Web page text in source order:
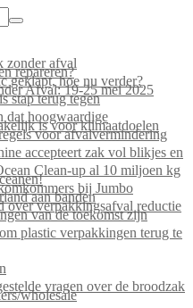
zonder afval
repareren?
geklapt, hoe nu verder?
Afval: 19-25 mei 2025
stap terug tegen
dat hoogwaardige
is voor klimaatdoelen
voor afvalvermindering
accepteert zak vol blikjes en
Clean-up al 10 miljoen kg
bij Jumbo
aan banden
over verpakkingsafval reductie
van de toekomst zijn
plastic verpakkingen terug te
vragen over de broodzak
wholesale